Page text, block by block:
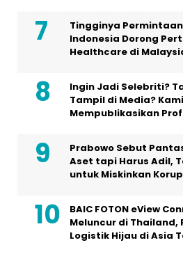
Tingginya
Indonesia Dorong
Healthcare di
Ingin Jadi Selebriti?
Tampil di Media?
Mempublikasikan
Prabowo Sebut
Aset tapi Harus Adil,
untuk Miskinkan
BAIC FOTON eView
Meluncur di Thailand,
Logistik Hijau di Asia